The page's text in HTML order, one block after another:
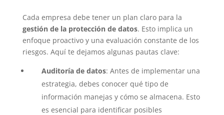
Cada empresa debe tener un plan claro para la
gestión de la protección de datos. Esto implica un
enfoque proactivo y una evaluación constante de los
riesgos. Aquí te dejamos algunas pautas clave:
Auditoría de datos: Antes de implementar una
estrategia, debes conocer qué tipo de
información manejas y cómo se almacena. Esto
es esencial para identificar posibles